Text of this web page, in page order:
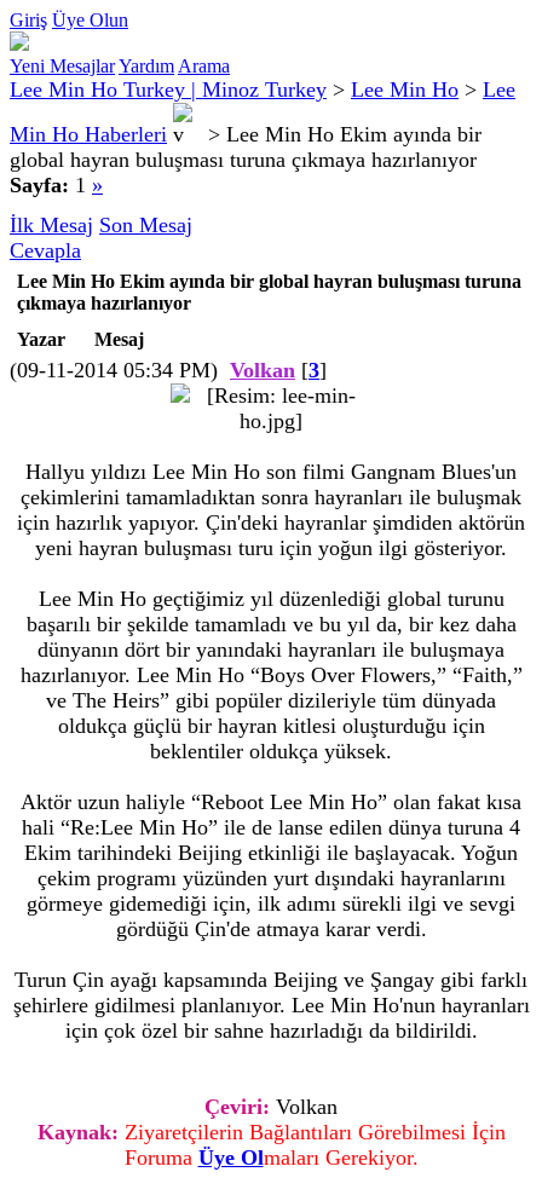
Giriş Üye Olun
Yeni MesajlarYardım Arama
Lee Min Ho Turkey | Minoz Turkey > Lee Min Ho > Lee
Min Ho Haberleri
> Lee Min Ho Ekim ayında bir
global hayran buluşması turuna çıkmaya hazırlanıyor
Sayfa: 1 »
İlk Mesaj Son Mesaj
Cevapla
Lee Min Ho Ekim ayında bir global hayran buluşması turuna
çıkmaya hazırlanıyor
Yazar
Mesaj
(09-11-2014 05:34 PM) Volkan [3]
Hallyu yıldızı Lee Min Ho son filmi Gangnam Blues'un
çekimlerini tamamladıktan sonra hayranları ile buluşmak
için hazırlık yapıyor. Çin'deki hayranlar şimdiden aktörün
yeni hayran buluşması turu için yoğun ilgi gösteriyor.
Lee Min Ho geçtiğimiz yıl düzenlediği global turunu
başarılı bir şekilde tamamladı ve bu yıl da, bir kez daha
dünyanın dört bir yanındaki hayranları ile buluşmaya
hazırlanıyor. Lee Min Ho “Boys Over Flowers,” “Faith,”
ve The Heirs” gibi popüler dizileriyle tüm dünyada
oldukça güçlü bir hayran kitlesi oluşturduğu için
beklentiler oldukça yüksek.
Aktör uzun haliyle “Reboot Lee Min Ho” olan fakat kısa
hali “Re:Lee Min Ho” ile de lanse edilen dünya turuna 4
Ekim tarihindeki Beijing etkinliği ile başlayacak. Yoğun
çekim programı yüzünden yurt dışındaki hayranlarını
görmeye gidemediği için, ilk adımı sürekli ilgi ve sevgi
gördüğü Çin'de atmaya karar verdi.
Turun Çin ayağı kapsamında Beijing ve Şangay gibi farklı
şehirlere gidilmesi planlanıyor. Lee Min Ho'nun hayranları
için çok özel bir sahne hazırladığı da bildirildi.
Çeviri: Volkan
Kaynak: Ziyaretçilerin Bağlantıları Görebilmesi İçin
Foruma Üye Olmaları Gerekiyor.